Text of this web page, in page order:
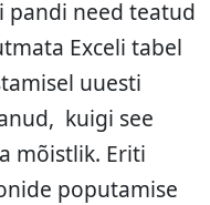
need teatud
Exceli tabel
uuesti
kuigi see
mõistlik. Eriti
poputamise